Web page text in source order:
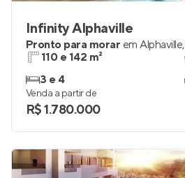
Infinity Alphaville
Pronto para morar em Alphaville,
110 e 142 m²
3 e 4
Venda a partir de
R$ 1.780.000